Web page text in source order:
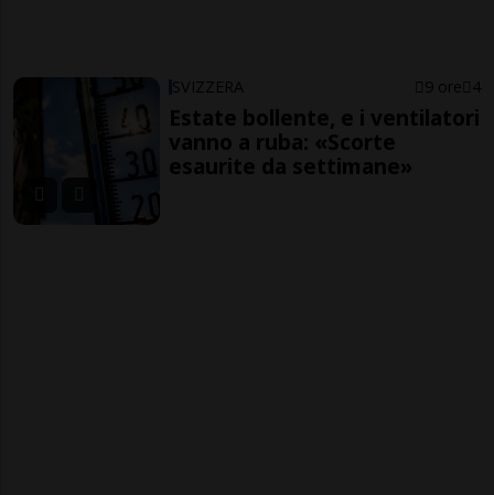
SVIZZERA 9 ore 4
Estate bollente, e i ventilatori
vanno a ruba: «Scorte
esaurite da settimane»